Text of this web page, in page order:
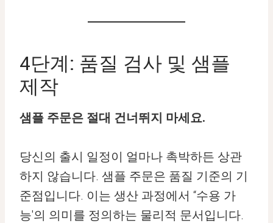
4단계: 품질 검사 및 샘플
제작
샘플 주문은 절대 건너뛰지 마세요.
당신의 출시 일정이 얼마나 촉박하든 상관
하지 않습니다. 샘플 주문은 품질 기준의 기
준점입니다. 이는 생산 과정에서 “수용 가
능'의 의미를 정의하는 물리적 문서입니다.